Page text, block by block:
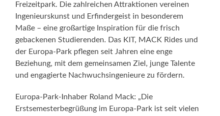
Freizeitpark. Die zahlreichen Attraktionen vereinen
Ingenieurskunst und Erfindergeist in besonderem
Maße – eine großartige Inspiration für die frisch
gebackenen Studierenden. Das KIT, MACK Rides und
der Europa-Park pflegen seit Jahren eine enge
Beziehung, mit dem gemeinsamen Ziel, junge Talente
und engagierte Nachwuchsingenieure zu fördern.
Europa-Park-Inhaber Roland Mack: „Die
Erstsemesterbegrüßung im Europa-Park ist seit vielen